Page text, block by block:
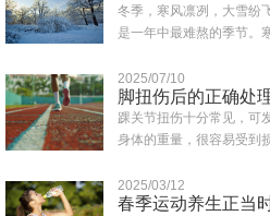
冬季，寒风凛冽，大雪纷
是一年中最难熬的季节。
2025/07/10
脚扭伤后的正确处
踝关节扭伤十分常见，可
身体的重量，很容易受到
2025/03/12
春季运动养生正当